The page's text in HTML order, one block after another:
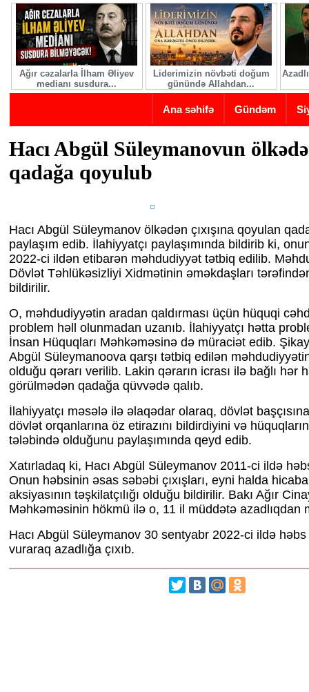
Skip to main content
Ağır cəzalarla İlham Əliyev
medianı susdura...
Liderimizin növbəti doğum
günündə Allahdan...
Ana səhifə Gündəm
Hacı Abgül Süleymanovun
qadağa qoyulub
Hacı Abgül Süleymanov ölkədən çıxışına qoyulan
paylaşım edib. İlahiyyatçı paylaşımında bildirib ki,
2022-ci ildən etibarən məhdudiyyət tətbiq edilib.
Dövlət Təhlükəsizliyi Xidmətinin əməkdaşları
bildirilir.
O, məhdudiyyətin aradan qaldırması üçün hüquqi
problem həll olunmadan uzanıb. İlahiyyatçı hətta
İnsan Hüquqları Məhkəməsinə də müraciət edib.
Abgül Süleymanoova qarşı tətbiq edilən
olduğu qərarı verilib. Lakin qərarın icrası ilə bağlı hər
görülmədən qadağa qüvvədə qalıb.
İlahiyyatçı məsələ ilə əlaqədar olaraq, dövlət
dövlət orqanlarına öz etirazını bildirdiyini və
tələbində olduğunu paylaşımında qeyd edib.
Xatırladaq ki, Hacı Abgül Süleymanov 2011-ci ildə
Onun həbsinin əsas səbəbi çıxışları, eyni halda
aksiyasının təşkilatçılığı olduğu bildirilir. Bakı Ağır
Məhkəməsinin hökmü ilə o, 11 il müddətə azadlıqdan
Hacı Abgül Süleymanov 30 sentyabr 2022-ci ildə həbs
vuraraq azadlığa çıxıb.